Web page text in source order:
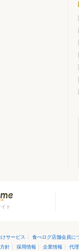
ト
サービス | 食べログ店舗会員に
針 | 採用情報 | 企業情報 | 代